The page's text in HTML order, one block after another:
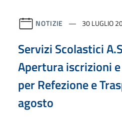
NOTIZIE 30 LUGLIO
Servizi Scolastici
Apertura iscrizioni
per Refezione e
agosto